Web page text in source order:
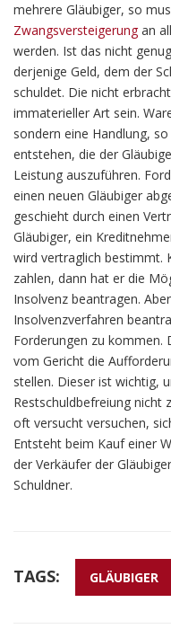
mehrere Gläubiger, so
Zwangsversteigerungan
werden. Ist das nicht
derjenige Geld, dem der
schuldet. Die nicht
immaterieller Art sein.
sondern eine Handlung,
entstehen, die der
Leistung auszuführen.
einen neuen Gläubiger
geschieht durch einen
Gläubiger, ein
wird vertraglich bestimmt.
zahlen, dann hat er die
Insolvenz beantragen.
Insolvenzverfahren
Forderungen zu kommen.
vom Gericht die
stellen. Dieser ist wichtig,
Restschuldbefreiung nicht
oft versucht versuchen,
Entsteht beim Kauf einer
der Verkäufer der
Schuldner.
TAGS: GLÄUBIGER